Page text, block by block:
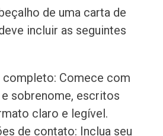
de uma carta de
incluir as seguintes
completo: Comece com
sobrenome, escritos
claro e legível.
de contato: Inclua seu